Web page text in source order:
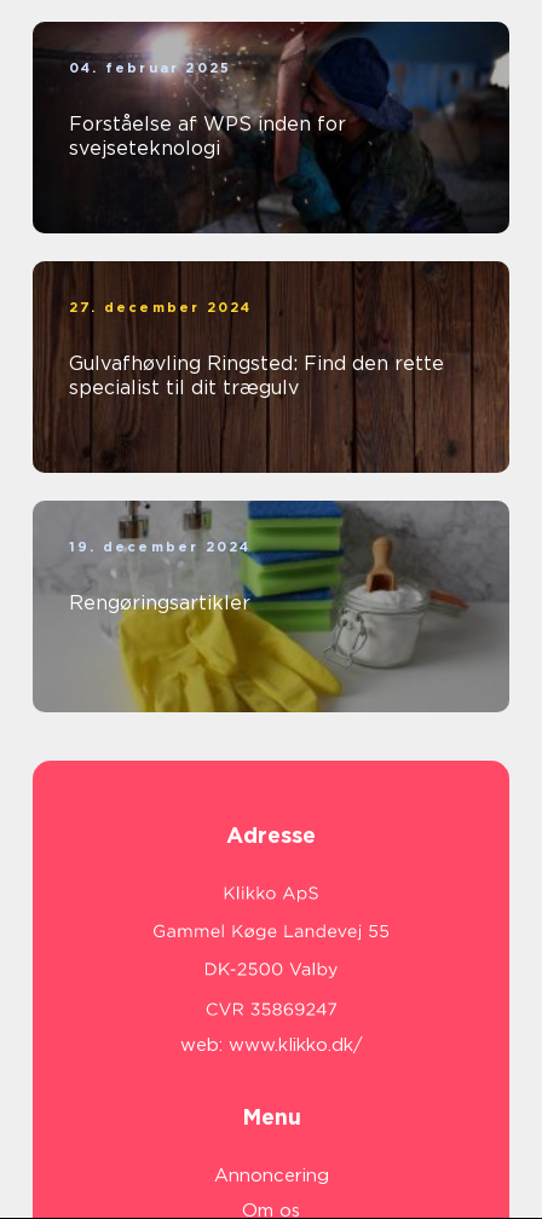
04. februar 2025
Forståelse af WPS inden for
svejseteknologi
27. december 2024
Gulvafhøvling Ringsted: Find den rette
specialist til dit trægulv
19. december 2024
Rengøringsartikler
Adresse
web: www.klikko.dk/
Menu
Annoncering
Om os